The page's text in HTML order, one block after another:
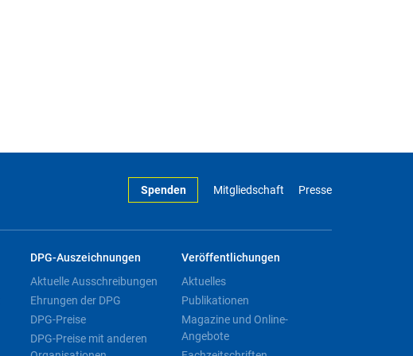
Spenden Mitgliedschaft Presse
DPG-Auszeichnungen
Aktuelle Ausschreibungen
Ehrungen der DPG
DPG-Preise
DPG-Preise mit anderen
Veröffentlichungen
Aktuelles
Publikationen
Magazine und Online-
Angebote